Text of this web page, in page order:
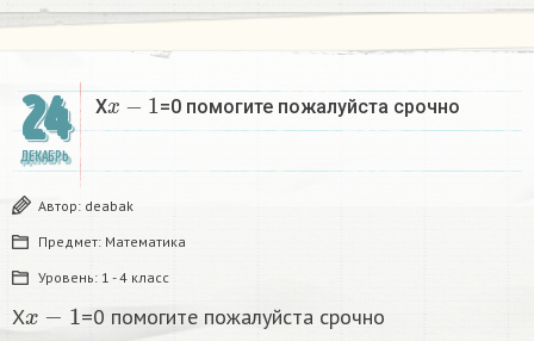
24
ДЕКАБРЬ
X
x−1
=0 помогите пожалуйста срочно
Автор: deabak
Предмет: Математика
Уровень: 1 - 4 класс
X =0 помогите пожалуйста срочно